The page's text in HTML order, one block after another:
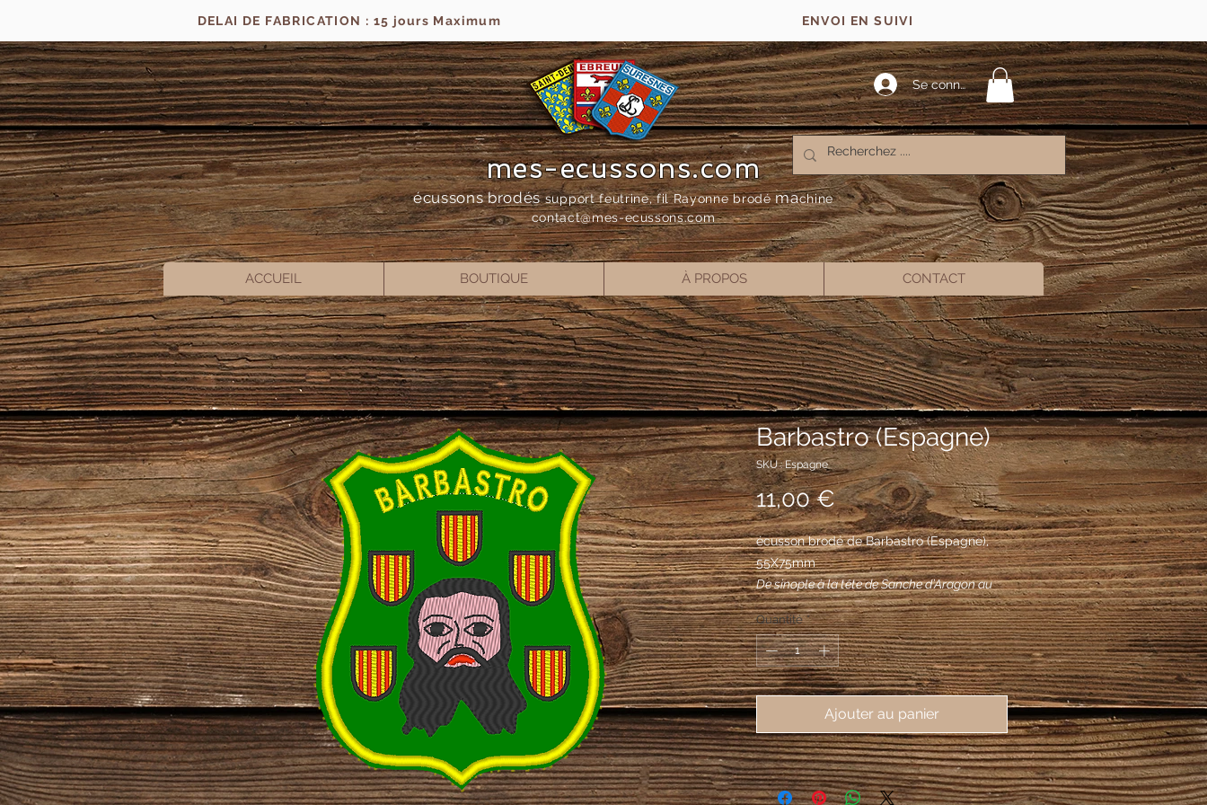
DELAI DE FABRICATION : 15 jours Maximum ENVOI EN SUIVI
Se connecter
mes-ecussons.com
écussons brodés support feutrine, fil Rayonne brodémachine
contact@mes-ecussons.com
ACCUEIL BOUTIQUE À PROPOS CONTACT
Barbastro (Espagne)
SKU : Espagne
11,00 €Prix
écusson brodé de Barbastro (Espagne),
55X75mm
De sinople à la tête de Sanche d’Aragon au
naturel, à la barbe de sable, chargé en orle de
5 écussons d’or à quatre pals de gueules
Quantité *
Ajouter au panier